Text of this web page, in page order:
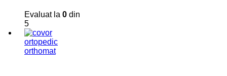
Evaluat la 0 din
5